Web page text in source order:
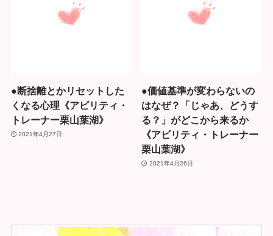
●断捨離とかリセットした
くなる心理《アビリティ・
トレーナー栗山葉湖》
2021年4月27日
●価値基準が変わらないの
はなぜ？「じゃあ、どうす
る？」がどこから来るか
《アビリティ・トレーナー
栗山葉湖》
2021年4月26日